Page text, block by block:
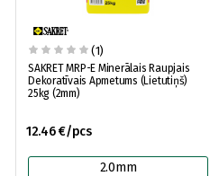
(1)
SAKRET MRP-E Minerālais Raupjais
Dekoratīvais Apmetums (Lietutiņš)
25kg (2mm)
12.46 €/pcs
2.0mm